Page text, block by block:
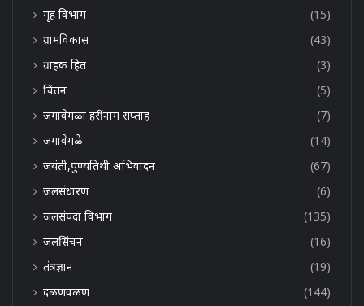
गृह विभाग
(15)
ग्रामविकास
(43)
ग्राहक हित
(3)
चिंतन
(5)
जगावेगळा हरींनाम सप्ताह
(7)
जगावेगळे
(14)
जयंती,पुण्यतिथी अभिवादन
(67)
जलसंधारण
(6)
जलसंपदा विभाग
(135)
जलसिंचन
(16)
तंत्रज्ञान
(19)
दळणवळण
(144)